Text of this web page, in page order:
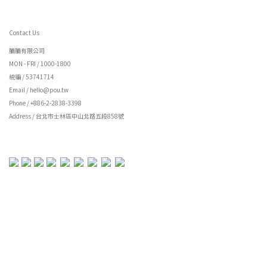
Contact Us
脯脯有限公司
MON - FRI / 1000-1800
統編 / 53741714
Email / hello@pou.tw
Phone / +886-2-2838-3398
Address / 台北市士林區中山北路五段858號